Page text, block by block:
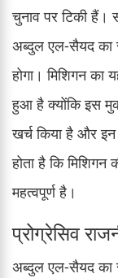
चुनाव पर टिकी हैं।
अब्दुल एल-सैयद का
होगा। मिशिगन का
हुआ है क्योंकि इस
खर्च किया है और इन
होता है कि मिशिगन
महत्वपूर्ण है।
प्रोग्रेसिव
अब्दुल एल-सैयद का